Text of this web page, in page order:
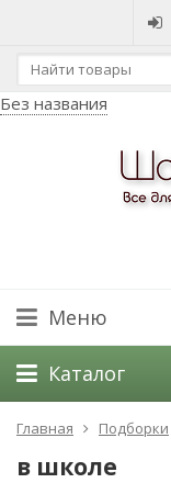
Без названия
Меню
Каталог
Главная Подборки
в школе